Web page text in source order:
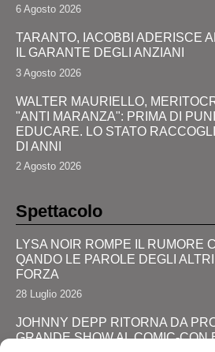
6 Agosto 2026
TARANTO, IACOBBI ADERISCE
IL GARANTE DEGLI ANZIANI
3 Agosto 2026
WALTER MAURIELLO,
"ANTI MARANZA": PRIMA DI
EDUCARE. LO STATO
DI ANNI
2 Agosto 2026
Spettacolo
LYSA NOIR ROMPE IL RUMORE
QANDO LE PAROLE DEGLI
FORZA
28 Luglio 2026
JOHNNY DEPP RITORNA DA
GRANDE SHOW AL COMIC-CON